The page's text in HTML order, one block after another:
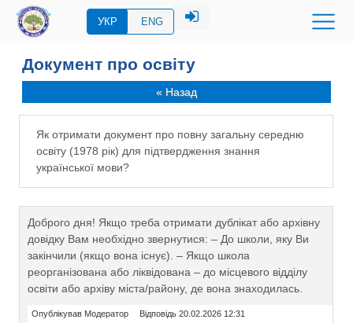
УКР ENG
Документ про освіту
« Назад
Як отримати документ про повну загальну середню
освіту (1978 рік) для підтвердження знання
української мови?
Доброго дня! Якщо треба отримати дублікат або архівну
довідку Вам необхідно звернутися: – До школи, яку Ви
закінчили (якщо вона існує). – Якщо школа
реорганізована або ліквідована – до місцевого відділу
освіти або архіву міста/району, де вона знаходилась.
Опублікував Модератор Відповідь 20.02.2026 12:31